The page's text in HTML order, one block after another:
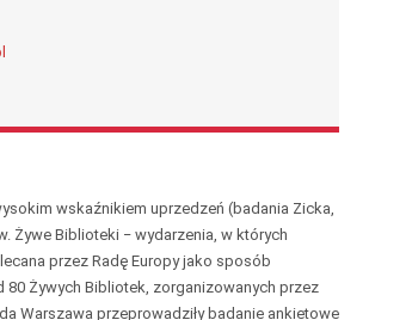
wskaźnikiem uprzedzeń (badania Zicka,
Żywe Biblioteki − wydarzenia, w których
przez Radę Europy jako sposób
80 Żywych Bibliotek, zorganizowanych przez
Warszawa przeprowadziły badanie ankietowe